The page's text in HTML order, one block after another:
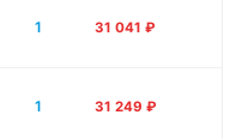
1 31 041 ₽
1 31 249 ₽